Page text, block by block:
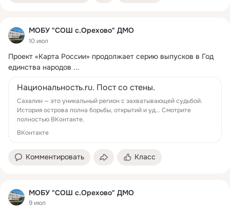
МОБУ "СОШ с.Орехово" ДМО
10 июл
Проект «Карта России» продолжает серию выпусков в Год
единства народов ...
Национальность.ru. Пост со стены.
Сахалин — это уникальный регион с захватывающей судьбой.
История острова полна борьбы, открытий и уд... Смотрите
полностью ВКонтакте.
ВКонтакте
Комментировать Класс
МОБУ "СОШ с.Орехово" ДМО
9 июл